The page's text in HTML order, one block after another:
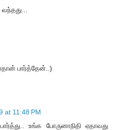
பார்த்தேன்..)
at 11:48 PM
உங்க போருனாநிதி ஏதாவது